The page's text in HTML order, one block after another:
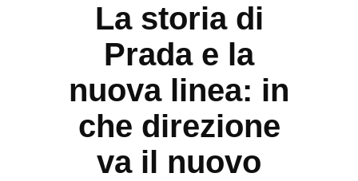
La storia di
Prada e la
nuova linea: in
che direzione
va il nuovo